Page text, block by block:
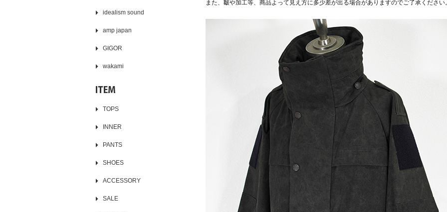
また、皺や加工等、商品よって見え方に多少差が出る場合がありますのでご了承ください
idealism sound
amp japan
GIGOR
wakami
TOPS
INNER
PANTS
SHOES
ACCESSORY
SALE